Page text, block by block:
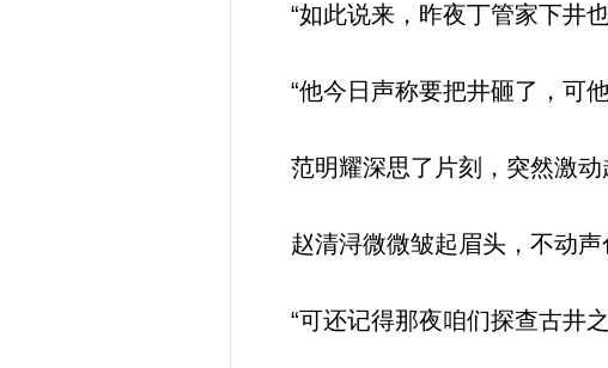
“如此说来，昨夜丁管家下井
“他今日声称要把井砸了，可
范明耀深思了片刻，突然激动
赵清浔微微皱起眉头，不动声
“可还记得那夜咱们探查古井